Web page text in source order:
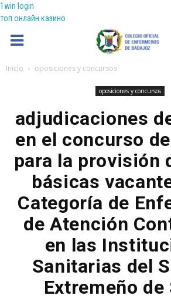
1win login
топ онлайн казино
Coenfeba
Inicio oposiciones y concursos
oposiciones y concursos
adjudicaciones
en el concurso
para la provisión
básicas
Categoría de
de Atención
en las
Sanitarias del
Extremeño de